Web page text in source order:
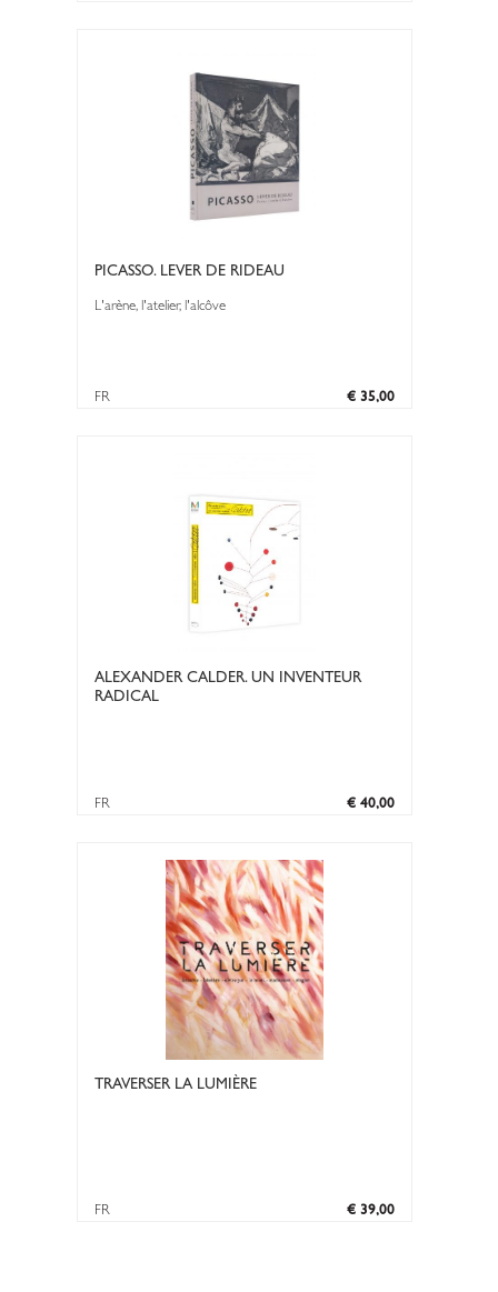
PICASSO. LEVER DE RIDEAU
L'arène, l'atelier, l'alcôve
€ 35,00
FR
ALEXANDER CALDER. UN INVENTEUR
RADICAL
€ 40,00
FR
TRAVERSER LA LUMIÈRE
€ 39,00
FR